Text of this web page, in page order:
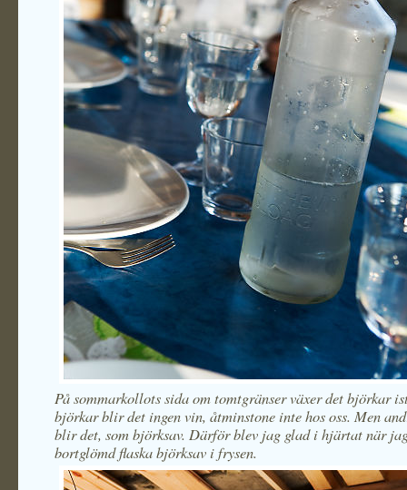
På sommarkollots sida om tomtgränser växer det björkar
björkar blir det ingen vin, åtminstone inte hos oss. Men
blir det, som björksav. Därför blev jag glad i hjärtat när
bortglömd flaska björksav i frysen.